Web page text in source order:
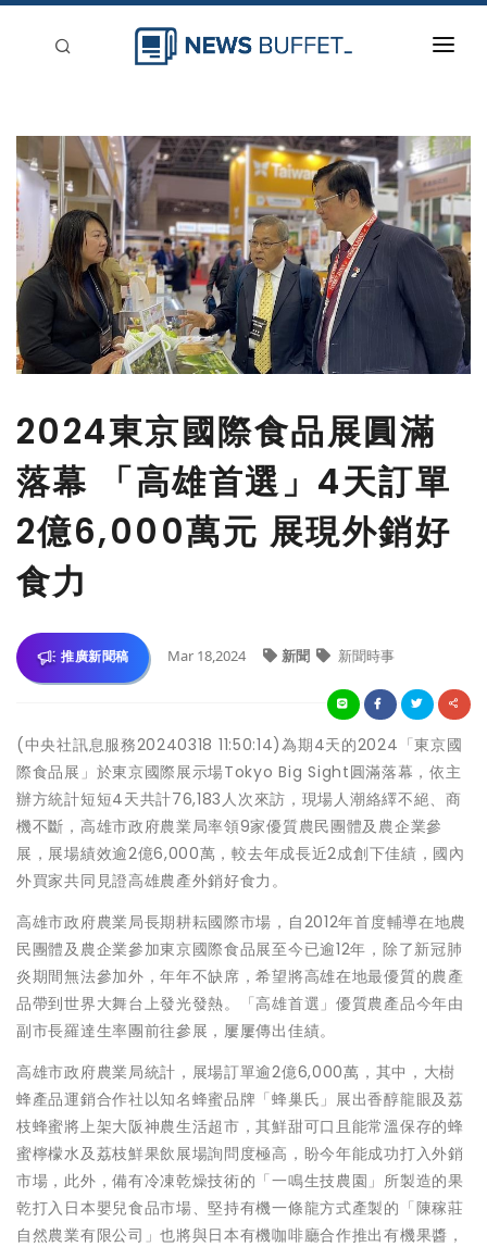
新聞稿分類
登入
刊登
2024東京國際食品展圓滿
落幕 「高雄首選」4天訂單
2億6,000萬元 展現外銷好
食力
推廣新聞稿 Mar 18,2024 新聞 新聞時事
(中央社訊息服務20240318 11:50:14)為期4天的2024「東京國
際食品展」於東京國際展示場Tokyo Big Sight圓滿落幕，依主
辦方統計短短4天共計76,183人次來訪，現場人潮絡繹不絕、商
機不斷，高雄市政府農業局率領9家優質農民團體及農企業參
展，展場績效逾2億6,000萬，較去年成長近2成創下佳績，國內
外買家共同見證高雄農產外銷好食力。
高雄市政府農業局長期耕耘國際市場，自2012年首度輔導在地農
民團體及農企業參加東京國際食品展至今已逾12年，除了新冠肺
炎期間無法參加外，年年不缺席，希望將高雄在地最優質的農產
品帶到世界大舞台上發光發熱。「高雄首選」優質農產品今年由
副市長羅達生率團前往參展，屢屢傳出佳績。
高雄市政府農業局統計，展場訂單逾2億6,000萬，其中，大樹
蜂產品運銷合作社以知名蜂蜜品牌「蜂巢氏」展出香醇龍眼及荔
枝蜂蜜將上架大阪神農生活超市，其鮮甜可口且能常溫保存的蜂
蜜檸檬水及荔枝鮮果飲展場詢問度極高，盼今年能成功打入外銷
市場，此外，備有冷凍乾燥技術的「一鳴生技農園」所製造的果
乾打入日本嬰兒食品市場、堅持有機一條龍方式產製的「陳稼莊
自然農業有限公司」也將與日本有機咖啡廳合作推出有機果醬，